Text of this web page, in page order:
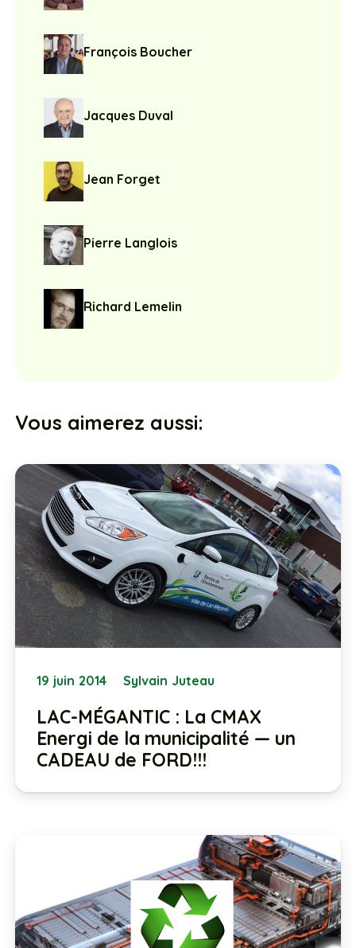
François Boucher
Jacques Duval
Jean Forget
Pierre Langlois
Richard Lemelin
Vous aimerez aussi:
19 juin 2014 Sylvain Juteau
LAC-MÉGANTIC : La CMAX
Energi de la municipalité — un
CADEAU de FORD!!!